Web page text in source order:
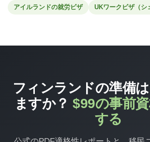
アイルランドの就労ビザ
UKワークビザ（シ
フィンランドの準備
ますか？ $99の事前
する